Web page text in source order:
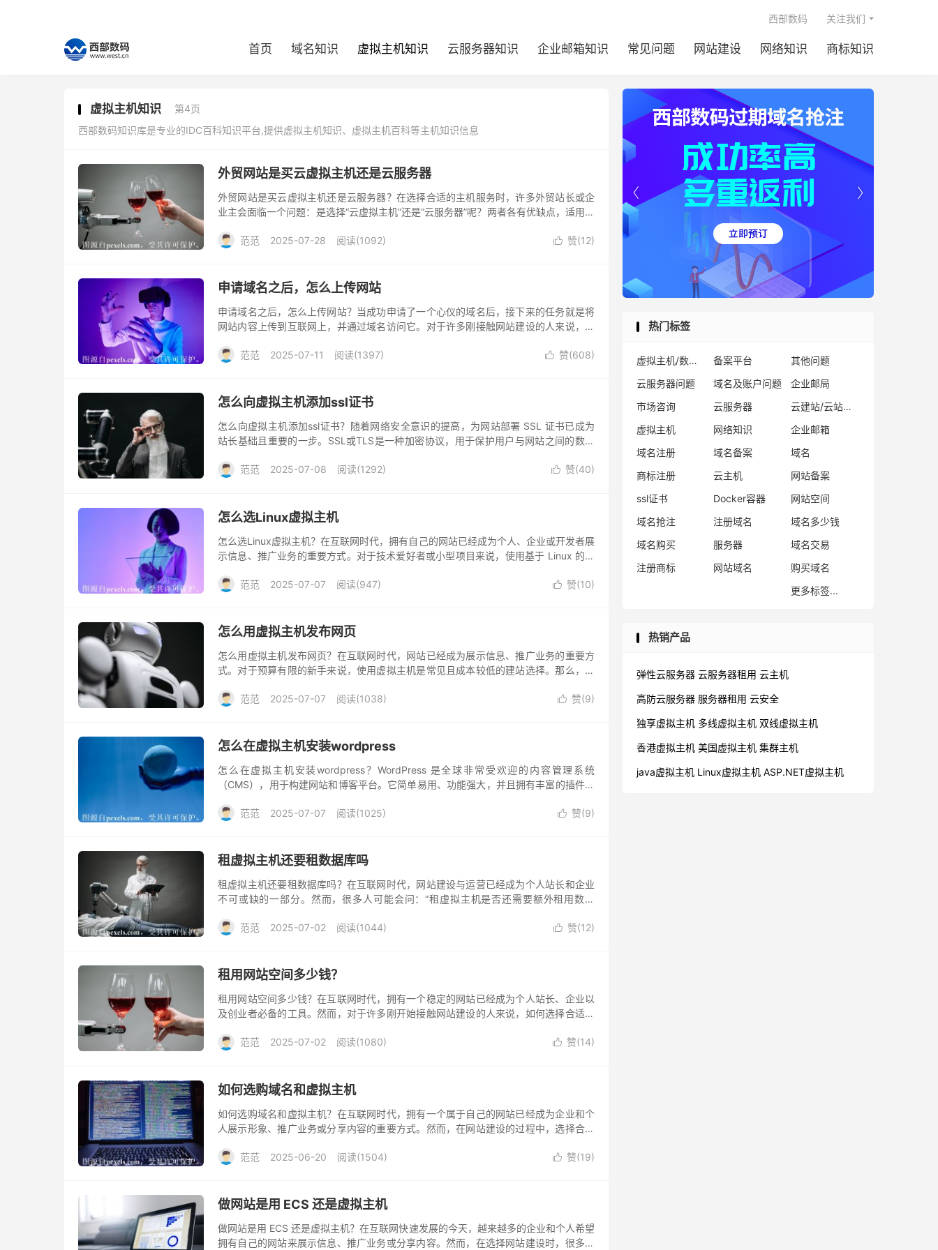
首页 域名知识 虚拟主机知识 云服务器知识 企业邮箱知识 常见问题 网站建设 网络知识 商标知识
西部数码 关注我们
虚拟主机知识
第4页
西部数码知识库是专业的IDC百科知识平台,提供虚拟主机知识、虚拟主机百科等主机知识信息
外贸网站是买云虚拟主机还是云服务器
外贸网站是买云虚拟主机还是云服务器？在选择合适的主机服务时，许多外贸站长或企
业主会面临一个问题：是选择“云虚拟主机”还是“云服务器”呢？两者各有优缺点，适用场
解决方案。
范范 2025-07-28 阅读(1092)  赞(12)
申请域名之后，怎么上传网站
申请域名之后，怎么上传网站？当成功申请了一个心仪的域名后，接下来的任务就是将
网站内容上传到互联网上，并通过域名访问它。对于许多刚接触网站建设的人来说，这
请域名之后，如何上传并发布网站。
范范 2025-07-11 阅读(1397)  赞(608)
怎么向虚拟主机添加ssl证书
怎么向虚拟主机添加ssl证书？随着网络安全意识的提高，为网站部署 SSL 证书已成为
站长基础且重要的一步。SSL或TLS是一种加密协议，用于保护用户与网站之间的数据
和可信度。下面将介绍如何在虚拟主机上添加SSL证书。
范范 2025-07-08 阅读(1292)  赞(40)
怎么选Linux虚拟主机
怎么选Linux虚拟主机？在互联网时代，拥有自己的网站已经成为个人、企业或开发者展
示信息、推广业务的重要方式。对于技术爱好者或小型项目来说，使用基于 Linux 的虚
的优选操作系统。下面将介绍怎么选择适合自己的 Linux 虚拟主机。
范范 2025-07-07 阅读(947)  赞(10)
怎么用虚拟主机发布网页
怎么用虚拟主机发布网页？在互联网时代，网站已经成为展示信息、推广业务的重要方
式。对于预算有限的新手来说，使用虚拟主机是常见且成本较低的建站选择。那么，怎
范范
2025-07-07 阅读(1038)  赞(9)
怎么在虚拟主机安装wordpress
怎么在虚拟主机安装wordpress？WordPress 是全球非常受欢迎的内容管理系统
（CMS），用于构建网站和博客平台。它简单易用、功能强大，并且拥有丰富的插件和
的网站。下面将介绍虚拟主机安装wordpress的过程。
范范 2025-07-07 阅读(1025)  赞(9)
租虚拟主机还要租数据库吗
租虚拟主机还要租数据库吗？在互联网时代，网站建设与运营已经成为个人站长和企业
不可或缺的一部分。然而，很多人可能会问：“租虚拟主机是否还需要额外租用数据
范范
2025-07-02 阅读(1044)  赞(12)
租用网站空间多少钱？
租用网站空间多少钱？在互联网时代，拥有一个稳定的网站已经成为个人站长、企业以
及创业者必备的工具。然而，对于许多刚开始接触网站建设的人来说，如何选择合适的
素而异，下面将对这一问题进行探讨分析。
范范 2025-07-02 阅读(1080)  赞(14)
如何选购域名和虚拟主机
如何选购域名和虚拟主机？在互联网时代，拥有一个属于自己的网站已经成为企业和个
人展示形象、推广业务或分享内容的重要方式。然而，在网站建设的过程中，选择合适
用户体验。下面将介绍如何选购域名和虚拟主机。
范范 2025-06-20 阅读(1504)  赞(19)
做网站是用 ECS 还是虚拟主机
做网站是用 ECS 还是虚拟主机？在互联网快速发展的今天，越来越多的企业和个人希望
拥有自己的网站来展示信息、推广业务或分享内容。然而，在选择网站建设时，很多人


热门标签
虚拟主机/数据库问题 备案平台
其他问题
云服务器问题
域名及账户问题
企业邮局
市场咨询
云服务器
云建站/云站群/小程序
虚拟主机
网络知识
企业邮箱
域名注册
域名备案
域名
商标注册
云主机
网站备案
ssl证书
Docker容器
网站空间
域名抢注
注册域名
域名多少钱
域名购买
服务器
域名交易
注册商标
网站域名
购买域名
更多标签...
热销产品
弹性云服务器 云服务器租用 云主机
高防云服务器 服务器租用 云安全
独享虚拟主机 多线虚拟主机 双线虚拟主机
香港虚拟主机 美国虚拟主机 集群主机
java虚拟主机 Linux虚拟主机 ASP.NET虚拟主机